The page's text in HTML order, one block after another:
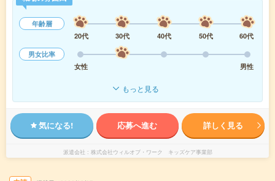
年齢層
20代
30代 40代 50代
60代
男女比率
女性
男性
もっと見る
気になる! 応募へ進む 詳しく見る
派遣会社 株式会社ウィルオブ・ワーク キッズケア事業部